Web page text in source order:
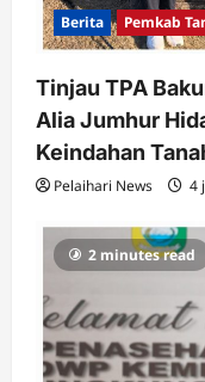
Berita Pemkab
Tinjau TPA
Alia Jumhur
Keindahan
Pelaihari News 4
2 minutes read